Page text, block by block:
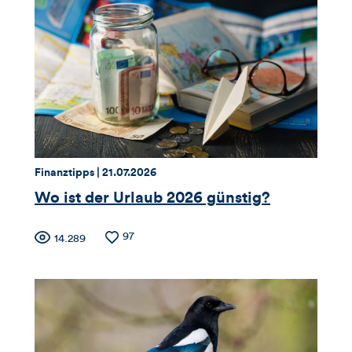
Views,
Likes
und
Kommentare
dieses
Artikels
Thema:
Finanztipps | Datum:
21.07.2026
Wo ist der Urlaub 2026 günstig?
Zähler
für
Views,
Likes
Anzahl14.289
Anzahl
97